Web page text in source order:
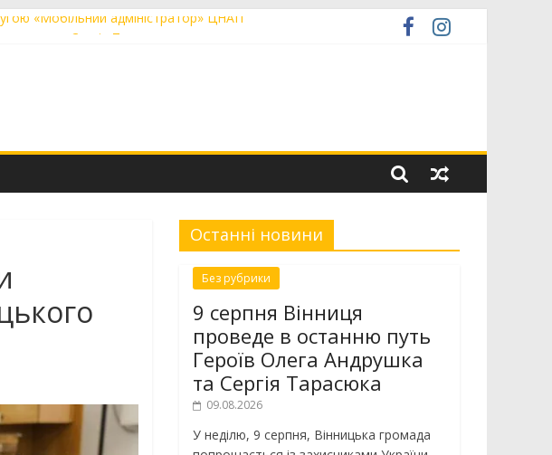
«Мобільний адміністратор» ЦНАП
із заводською низькопідлоговою секцією
Останні новини
Без рубрики
9 серпня Вінниця
проведе в останню путь
Героїв Олега Андрушка
та Сергія Тарасюка
09.08.2026
У неділю, 9 серпня, Вінницька громада